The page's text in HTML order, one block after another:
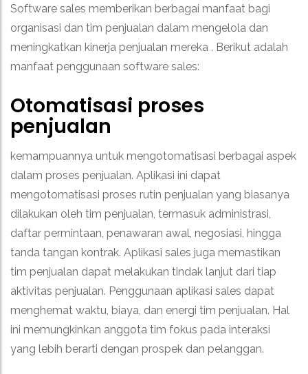
Software sales memberikan berbagai manfaat bagi
organisasi dan tim penjualan dalam mengelola dan
meningkatkan kinerja penjualan mereka . Berikut adalah
manfaat penggunaan software sales:
Otomatisasi proses
penjualan
kemampuannya untuk mengotomatisasi berbagai aspek
dalam proses penjualan. Aplikasi ini dapat
mengotomatisasi proses rutin penjualan yang biasanya
dilakukan oleh tim penjualan, termasuk administrasi,
daftar permintaan, penawaran awal, negosiasi, hingga
tanda tangan kontrak. Aplikasi sales juga memastikan
tim penjualan dapat melakukan tindak lanjut dari tiap
aktivitas penjualan. Penggunaan aplikasi sales dapat
menghemat waktu, biaya, dan energi tim penjualan. Hal
ini memungkinkan anggota tim fokus pada interaksi
yang lebih berarti dengan prospek dan pelanggan.